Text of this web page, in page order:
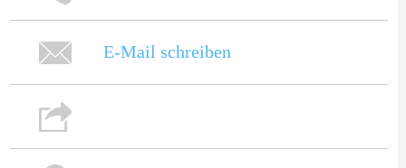
E-Mail schreiben